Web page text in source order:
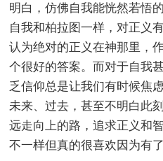
明白，仿佛自我能恍然若悟
自我和柏拉图一样，对正义
认为绝对的正义在神那里，
个很好的答案。而对于自我
乏信仰总是让我们有时候焦
未来、过去，甚至不明白此
远走向上的路，追求正义和
不一样但真的很喜欢因为有